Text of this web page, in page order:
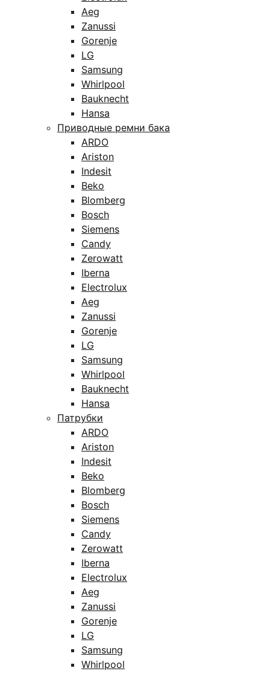
Aeg
Zanussi
Gorenje
LG
Samsung
Whirlpool
Bauknecht
Hansa
Приводные ремни бака
ARDO
Ariston
Indesit
Beko
Blomberg
Bosch
Siemens
Candy
Zerowatt
Iberna
Electrolux
Aeg
Zanussi
Gorenje
LG
Samsung
Whirlpool
Bauknecht
Hansa
Патрубки
ARDO
Ariston
Indesit
Beko
Blomberg
Bosch
Siemens
Candy
Zerowatt
Iberna
Electrolux
Aeg
Zanussi
Gorenje
LG
Samsung
Whirlpool